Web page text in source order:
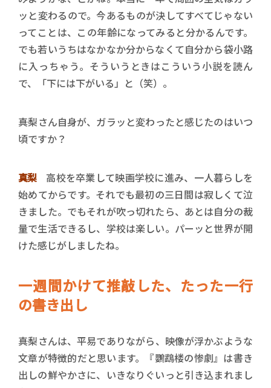
ッと変わるので。今あるものが決してすべてじゃない
ってことは、この年齢になってみると分かるんです。
でも若いうちはなかなか分からなくて自分から袋小路
に入っちゃう。そういうときはこういう小説を読ん
で、「下には下がいる」と（笑）。
――真梨さん自身が、ガラッと変わったと感じたのはいつ
頃ですか？
真梨高校を卒業して映画学校に進み、一人暮らしを
始めてからです。それでも最初の三日間は寂しくて泣
きました。でもそれが吹っ切れたら、あとは自分の裁
量で生活できるし、学校は楽しい。パーッと世界が開
けた感じがしましたね。
一週間かけて推敲した、たった一行
の書き出し
――真梨さんは、平易でありながら、映像が浮かぶような
文章が特徴的だと思います。『鸚鵡楼の惨劇』は書き
出しの鮮やかさに、いきなりぐいっと引き込まれまし